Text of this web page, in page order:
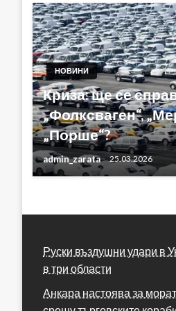
НОВИНИ
Криза: ще се
„Фолксваген“,
„Порше“?
admin_zarata 25.03.2026
Руски въздушни удари в
в три области
Анкара настоява за